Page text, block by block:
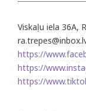
Viskaļu iela 36A,
https://
https://
https://